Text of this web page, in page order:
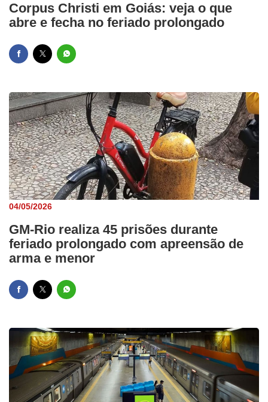
Corpus Christi em Goiás: veja o que
abre e fecha no feriado prolongado
04/05/2026
GM-Rio realiza 45 prisões durante
feriado prolongado com apreensão de
arma e menor